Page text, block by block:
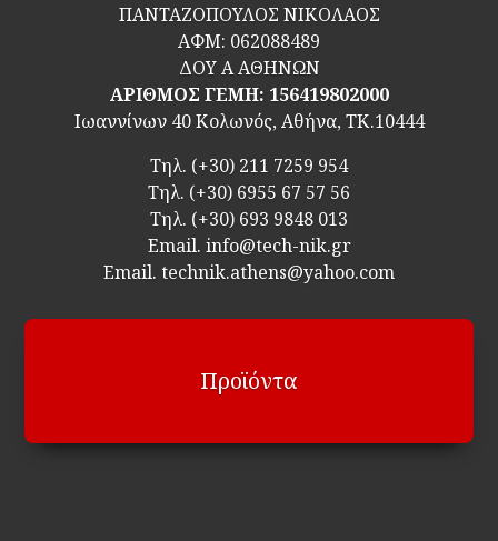
ΠΑΝΤΑΖΟΠΟΥΛΟΣ ΝΙΚΟΛΑΟΣ
ΑΦΜ: 062088489
ΔΟΥ Α ΑΘΗΝΩΝ
ΑΡΙΘΜΟΣ ΓΕΜΗ: 156419802000
Ιωαννίνων 40 Κολωνός, Αθήνα, ΤΚ.10444
Τηλ. (+30) 211 7259 954
Τηλ. (+30) 6955 67 57 56
Τηλ. (+30) 693 9848 013
Email. info@tech-nik.gr
Email. technik.athens@yahoo.com
Προϊόντα